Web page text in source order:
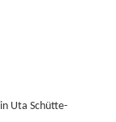
Uta Schütte-